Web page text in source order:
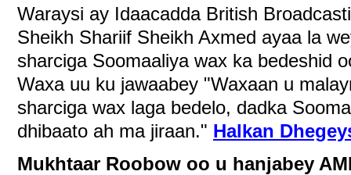
Waraysi ay Idaacadda British
Sheikh Shariif Sheikh Axmed ayaa la
sharciga Soomaaliya wax ka bedeshid
Waxa uu ku jawaabey "Waxaan u
sharciga wax laga bedelo, dadka
dhibaato ah ma jiraan." Halkan
Mukhtaar Roobow oo u hanjabey